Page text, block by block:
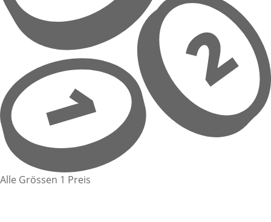
Alle Grössen 1 Preis